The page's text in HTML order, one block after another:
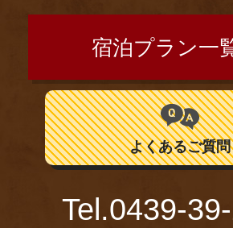
宿泊プラン一
よくあるご質問
Tel.0439-